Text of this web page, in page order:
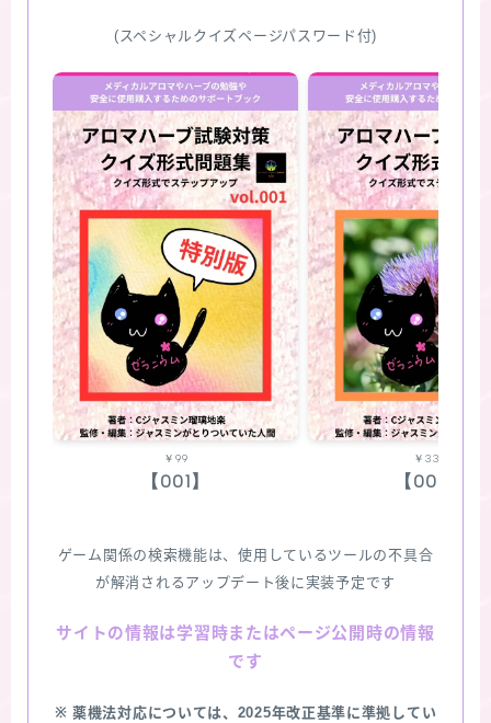
(スペシャルクイズページパスワード付)
￥99
【001】
￥330
【002】
ゲーム関係の検索機能は、使用しているツールの不具合
が解消されるアップデート後に実装予定です
サイトの情報は学習時またはページ公開時の情報
です
※ 薬機法対応については、2025年改正基準に準拠してい